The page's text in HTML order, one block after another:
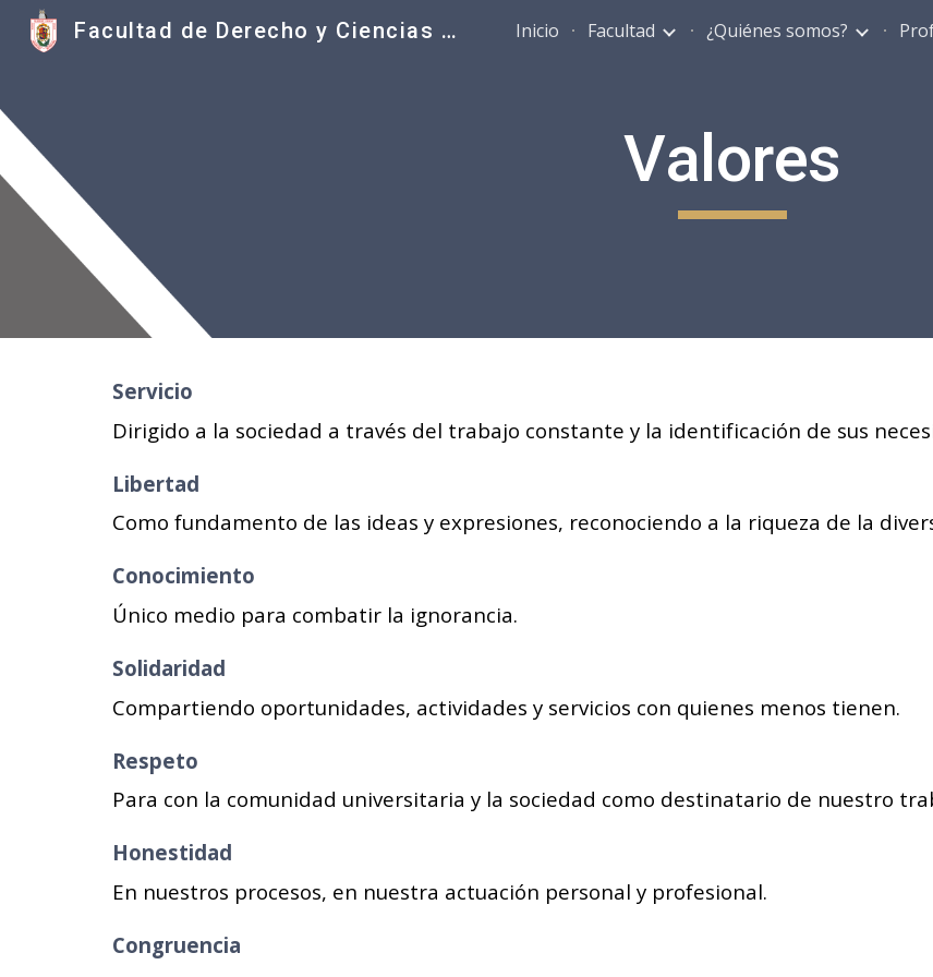
Skip to main content Skip to
Facultad de Derecho y Ciencias Sociales UMSNH Inicio Facultad ¿Quiénes somos?
Valores
Servicio
Dirigido a la sociedad a través del trabajo constante y la identificación de sus
Libertad
Como fundamento de las ideas y expresiones, reconociendo a la riqueza de la
Conocimiento
Único medio para combatir la ignorancia.
Solidaridad
Compartiendo oportunidades, actividades y servicios con quienes menos tienen.
Respeto
Para con la comunidad universitaria y la sociedad como destinatario de nuestro
Honestidad
En nuestros procesos, en nuestra actuación personal y profesional.
Congruencia